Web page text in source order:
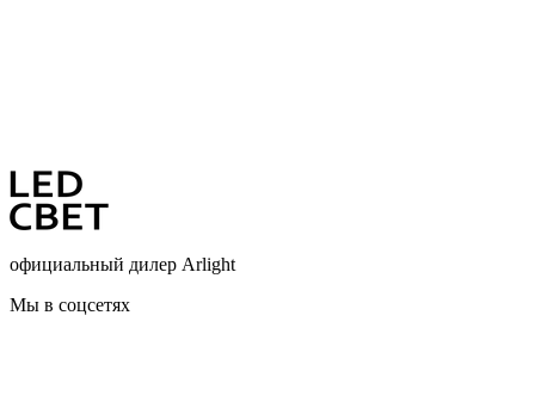
официальный дилер Arlight
Мы в соцсетях